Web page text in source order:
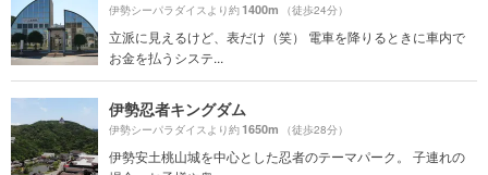
伊勢シーパラダイスより約1400m （徒歩24分）
立派に見えるけど、表だけ（笑） 電車を降りるときに車内で
お金を払うシステ...
伊勢忍者キングダム
伊勢シーパラダイスより約1650m （徒歩28分）
伊勢安土桃山城を中心とした忍者のテーマパーク。 子連れの